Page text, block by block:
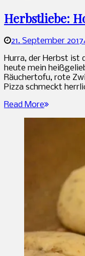
Herbstliebe:
21. September 2017
Hurra, der Herbst ist
heute mein
Räuchertofu, rote
Pizza schmeckt
Read More